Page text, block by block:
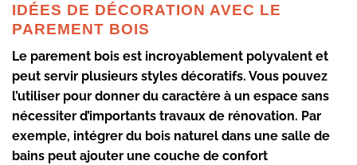
IDÉES DE DÉCORATION AVEC LE
PAREMENT BOIS
Le parement bois est incroyablement polyvalent et
peut servir plusieurs styles décoratifs. Vous pouvez
l’utiliser pour donner du caractère à un espace sans
nécessiter d’importants travaux de rénovation. Par
exemple, intégrer du bois naturel dans une salle de
bains peut ajouter une couche de confort